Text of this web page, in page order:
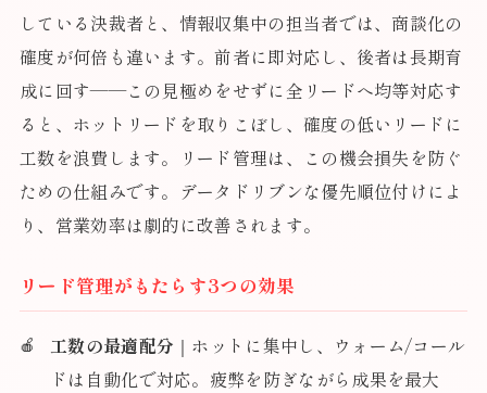
している決裁者と、情報収集中の担当者では、商談化の
確度が何倍も違います。前者に即対応し、後者は長期育
成に回す——この見極めをせずに全リードへ均等対応す
ると、ホットリードを取りこぼし、確度の低いリードに
工数を浪費します。リード管理は、この機会損失を防ぐ
ための仕組みです。データドリブンな優先順位付けによ
り、営業効率は劇的に改善されます。
リード管理がもたらす3つの効果
工数の最適配分 ｜ホットに集中し、ウォーム/コール
ドは自動化で対応。疲弊を防ぎながら成果を最大